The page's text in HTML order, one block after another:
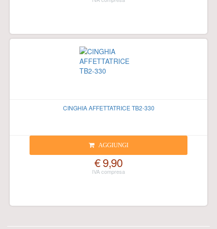
CINGHIA AFFETTATRICE TB2-330
AGGIUNGI
€ 9,90